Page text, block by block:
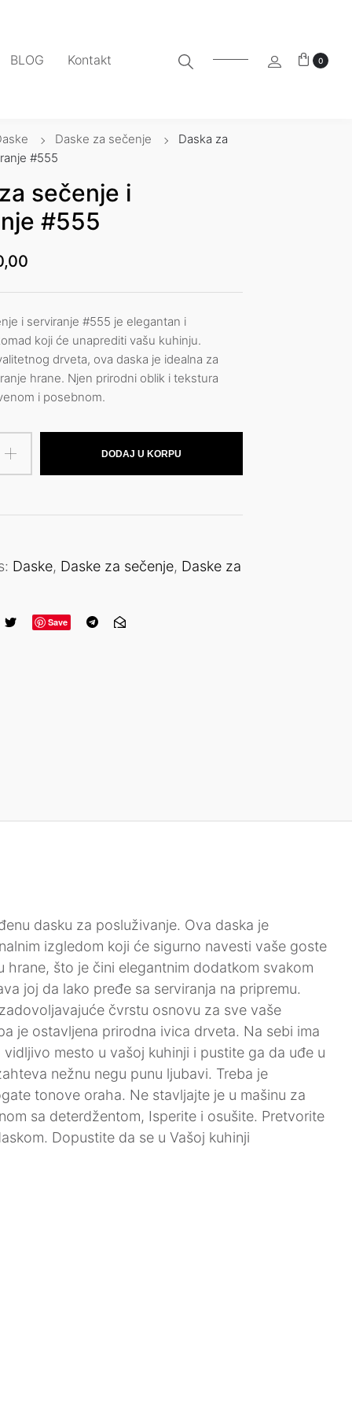
BLOG Kontakt 0
Daske za sečenje
Daska za
#555
sečenje i
#555
i serviranje #555 je elegantan i
koji će unaprediti vašu kuhinju.
drveta, ova daska je idealna za
hrane. Njen prirodni oblik i tekstura
i posebnom.
DODAJ U KORPU
Daske, Daske za sečenje, Daske za
Save
dasku za posluživanje. Ova daska je
izgledom koji će sigurno navesti vaše goste
što je čini elegantnim dodatkom svakom
joj da lako pređe sa serviranja na pripremu.
čvrstu osnovu za sve vaše
je ostavljena prirodna ivica drveta. Na sebi ima
mesto u vašoj kuhinji i pustite ga da uđe u
nežnu negu punu ljubavi. Treba je
tonove oraha. Ne stavljajte je u mašinu za
sa deterdžentom, Isperite i osušite. Pretvorite
Dopustite da se u Vašoj kuhinji